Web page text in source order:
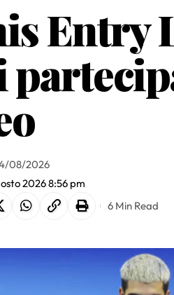
Entry
2026 8:56 pm
08/2026
6 Min Read